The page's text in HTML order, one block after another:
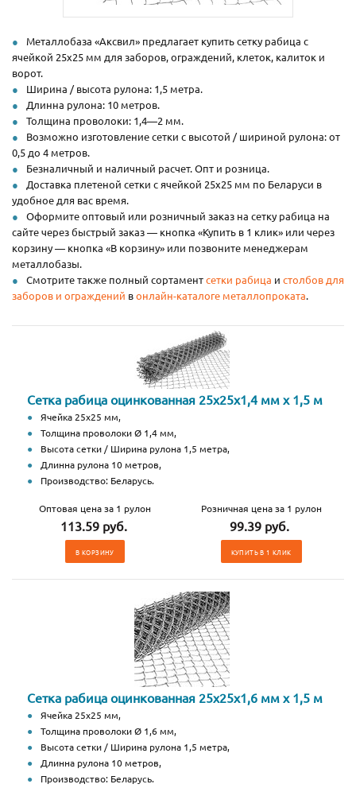
Металлобаза «Аксвил» предлагает купить сетку рабица с
ячейкой 25х25 мм для заборов, ограждений, клеток, калиток и
ворот.
Ширина / высота рулона: 1,5 метра.
Длинна рулона: 10 метров.
Толщина проволоки: 1,4—2 мм.
Возможно изготовление сетки с высотой / шириной рулона: от
0,5 до 4 метров.
Безналичный и наличный расчет. Опт и розница.
Доставка плетеной сетки с ячейкой 25х25 мм по Беларуси в
удобное для вас время.
Оформите оптовый или розничный заказ на сетку рабица на
сайте через быстрый заказ — кнопка «Купить в 1 клик» или через
корзину — кнопка «В корзину» или позвоните менеджерам
металлобазы.
Смотрите также полный сортаментсетки рабица и столбов для
заборов и ограждений вонлайн-каталоге металлопроката.
Сетка рабица оцинкованная 25х25х1,4 мм х 1,5 м
Ячейка 25х25 мм,
Толщина проволоки Ø 1,4 мм,
Высота сетки / Ширина рулона 1,5 метра,
Длинна рулона 10 метров,
Производство: Беларусь.
Оптовая цена за 1 рулон
113.59 руб.
В КОРЗИНУ
Розничная цена за 1 рулон
99.39 руб.
КУПИТЬ В 1 КЛИК
Сетка рабица оцинкованная 25х25х1,6 мм х 1,5 м
Ячейка 25х25 мм,
Толщина проволоки Ø 1,6 мм,
Высота сетки / Ширина рулона 1,5 метра,
Длинна рулона 10 метров,
Производство: Беларусь.